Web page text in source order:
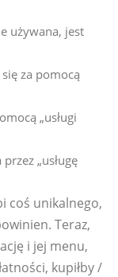
używana, jest
za pomocą
„usługi
„usługę
coś unikalnego,
Teraz,
i jej menu,
kupiłby /